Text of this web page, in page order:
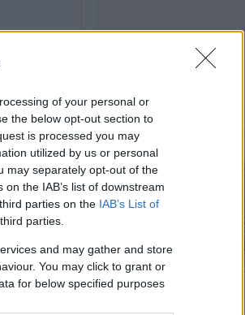
of your personal or
the below opt-out section to
is processed you may
utilized by us or personal
may separately opt-out of the
the IAB’s list of downstream
parties on the IAB’s List of
parties.
and may gather and store
You may click to grant or
for below specified purposes
a velük